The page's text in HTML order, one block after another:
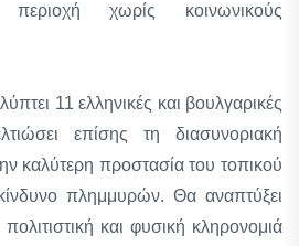
περιοχή χωρίς κοινωνικούς
11 ελληνικές και βουλγαρικές
επίσης τη διασυνοριακή
καλύτερη προστασία του τοπικού
πλημμυρών. Θα αναπτύξει
και φυσική κληρονομιά